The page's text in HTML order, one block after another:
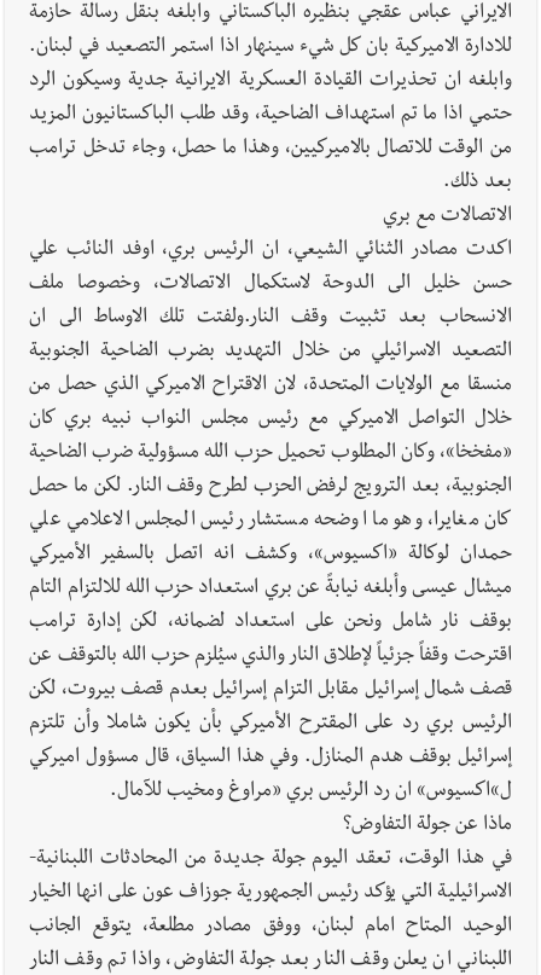
الايراني عباس عقجي بنظيره الباكستاني وابلغه بنقل رسالة حازمة
للادارة الاميركية بان كل شيء سينهار اذا استمر التصعيد في لبنان.
وابلغه ان تحذيرات القيادة العسكرية الايرانية جدية وسيكون الرد
حتمي اذا ما تم استهداف الضاحية، وقد طلب الباكستانيون المزيد
من الوقت للاتصال بالاميركيين، وهذا ما حصل، وجاء تدخل ترامب
بعد ذلك.
الاتصالات مع بري
اكدت مصادر الثنائي الشيعي، ان الرئيس بري، اوفد النائب علي
حسن خليل الى الدوحة لاستكمال الاتصالات، وخصوصا ملف
الانسحاب بعد تثبيت وقف النار.ولفتت تلك الاوساط الى ان
التصعيد الاسرائيلي من خلال التهديد بضرب الضاحية الجنوبية
منسقا مع الولايات المتحدة، لان الاقتراح الاميركي الذي حصل من
خلال التواصل الاميركي مع رئيس مجلس النواب نبيه بري كان
«مفخخا»، وكان المطلوب تحميل حزب الله مسؤولية ضرب الضاحية
الجنوبية، بعد الترويج لرفض الحزب لطرح وقف النار. لكن ما حصل
كان مغايرا، وهو ما اوضحه مستشار رئيس المجلس الاعلامي علي
حمدان لوكالة «اكسيوس»، وكشف انه اتصل بالسفير الأميركي
ميشال عيسى وأبلغه نيابةً عن بري استعداد حزب الله للالتزام التام
بوقف نار شامل ونحن على استعداد لضمانه، لكن إدارة ترامب
اقترحت وقفاً جزئياً لإطلاق النار والذي سيُلزم حزب الله بالتوقف عن
قصف شمال إسرائيل مقابل التزام إسرائيل بعدم قصف بيروت، لكن
الرئيس بري رد على المقترح الأميركي بأن يكون شاملا وأن تلتزم
إسرائيل بوقف هدم المنازل. وفي هذا السياق، قال مسؤول اميركي
ل»اكسيوس» ان رد الرئيس بري «مراوغ ومخيب للآمال.
ماذا عن جولة التفاوض؟
في هذا الوقت، تعقد اليوم جولة جديدة من المحادثات اللبنانية-
الاسرائيلية التي يؤكد رئيس الجمهورية جوزاف عون على انها الخيار
الوحيد المتاح امام لبنان، ووفق مصادر مطلعة، يتوقع الجانب
اللبناني ان يعلن وقف النار بعد جولة التفاوض، واذا تم وقف النار